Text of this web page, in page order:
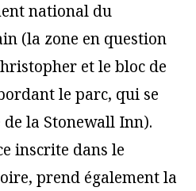
national du
(la zone en question
et le bloc de
le parc, qui se
la Stonewall Inn).
inscrite dans le
prend également la